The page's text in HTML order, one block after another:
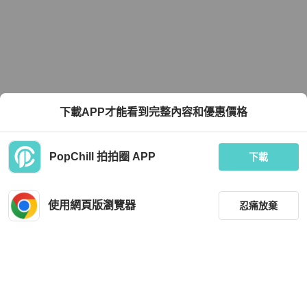
下載APP才能看到完整內容和優惠價格
PopChill 拍拍圈 APP 下載
使用網頁版瀏覽器 忍痛放棄